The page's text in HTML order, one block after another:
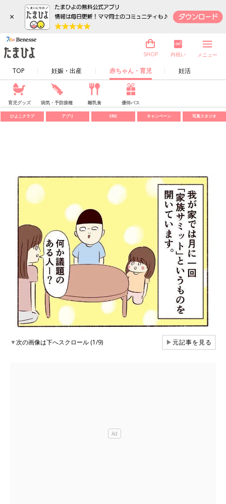
×
TOP 妊娠・出産 赤ちゃん・育児 妊活
SHOP 内祝い メニュー
育児グッズ 病気・予防接種 離乳食 優待パス
ひよこクラブ アプリ SNS キャンペーン 写真スタジオ
▼次の画像は下へスクロール (1/9) ▶元記事を見る